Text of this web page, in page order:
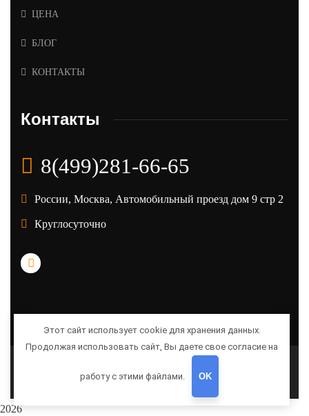
ЦЕНА
БЛОГ
КОНТАКТЫ
Контакты
8(499)281-66-65
России, Москва, Автомобильный проезд дом 9 стр 2
Круглосуточно
2026
Этот сайт использует cookie для хранения данных.
Продолжая использовать сайт, Вы даете свое согласие на
работу с этими файлами. OK